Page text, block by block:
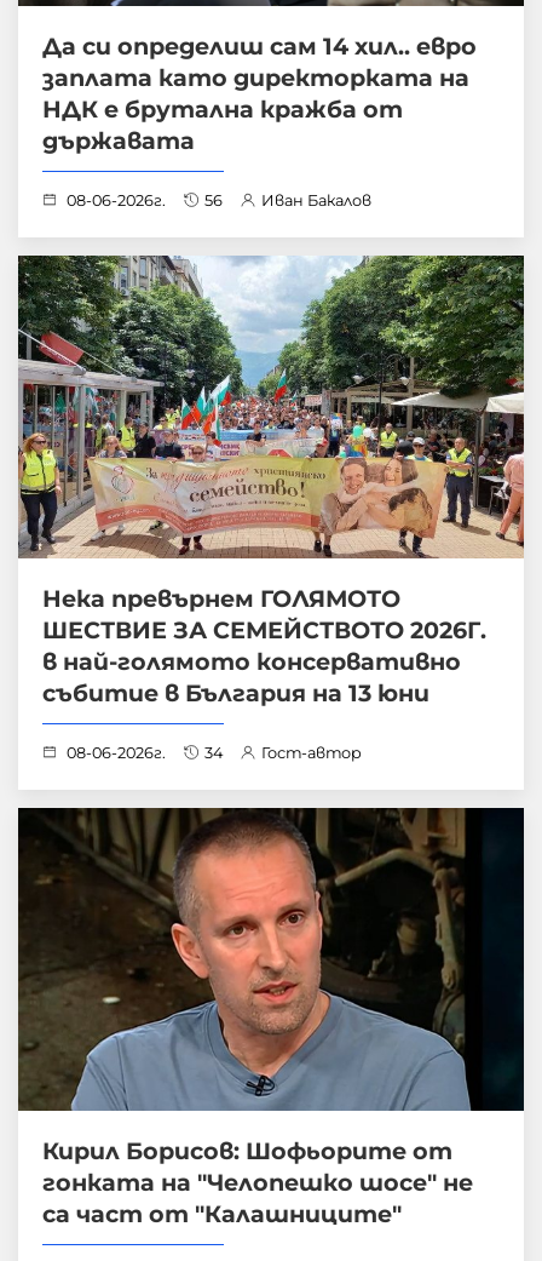
Да си определиш сам 14 хил.. евро
заплата като директорката на
НДК е брутална кражба от
държавата
08-06-2026г. 56 Иван Бакалов
Нека превърнем ГОЛЯМОТО
ШЕСТВИЕ ЗА СЕМЕЙСТВОТО 2026Г.
в най-голямото консервативно
събитие в България на 13 юни
08-06-2026г. 34 Гост-автор
Кирил Борисов: Шофьорите от
гонката на "Челопешко шосе" не
са част от "Калашниците"